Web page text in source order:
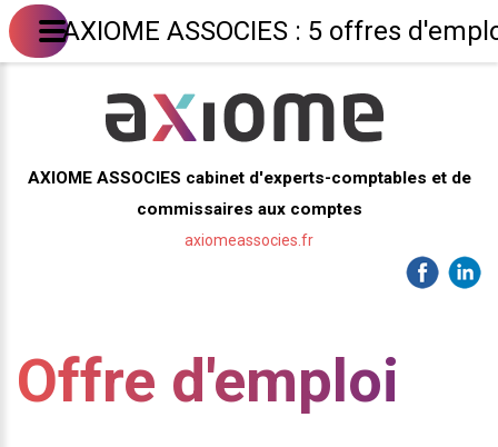
AXIOME ASSOCIES cabinet d'experts-comptables et de
commissaires aux comptes
axiomeassocies.fr
Offre d'emploi
AXIOME ASSOCIES : 5 offres